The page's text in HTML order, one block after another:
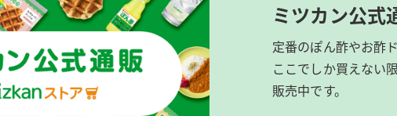
ミツカン公式
定番のぽん酢やお酢
ここでしか買えない
販売中です。